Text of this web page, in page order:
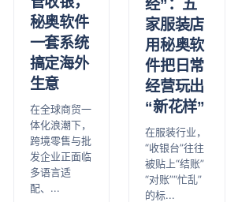
秘奥软件
一套系统
搞定海外
生意
在全球商贸一
体化浪潮下，
跨境零售与批
发企业正面临
多语言适
配、...
经”：五
家服装店
用秘奥软
件把日常
经营玩出
“新花样”
在服装行业，
“收银台”往往
被贴上“结账”
“对账”“忙乱”
的标...